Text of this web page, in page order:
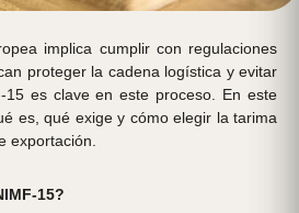
implica cumplir con regulaciones
proteger la cadena logística y evitar
15 es clave en este proceso. En este
es, qué exige y cómo elegir la tarima
exportación.
15?